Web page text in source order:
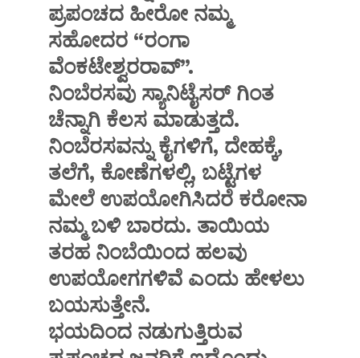
ಪ್ರಪಂಚದ ಹೀರೋ ನಮ್ಮ
ಸಹೋದರ “ರಂಗಾ
ವೆಂಕಟೇಶ್ವರರಾವ್”.
ನಿಂಬೆರಸವು ಸ್ಯಾನಿಟೈಸರ್ ಗಿಂತ
ಚೆನ್ನಾಗಿ ಕೆಲಸ ಮಾಡುತ್ತದೆ.
ನಿಂಬೆರಸವನ್ನು ಕೈಗಳಿಗೆ, ದೇಹಕ್ಕೆ,
ತಲೆಗೆ, ಕೋಣೆಗಳಲ್ಲಿ, ಬಟ್ಟೆಗಳ
ಮೇಲೆ ಉಪಯೋಗಿಸಿದರೆ ಕರೋನಾ
ನಮ್ಮ ಬಳಿ ಬಾರದು. ತಾಯಿಯ
ತರಹ ನಿಂಬೆಯಿಂದ ಹಲವು
ಉಪಯೋಗಗಳಿವೆ ಎಂದು ಹೇಳಲು
ಬಯಸುತ್ತೇನೆ.
ಭಯದಿಂದ ನಡುಗುತ್ತಿರುವ